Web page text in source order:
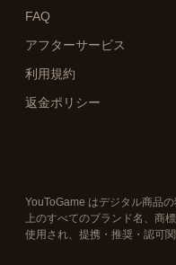
FAQ
アフターサービス
利用規約
返金ポリシー
YouToGame はデジタル商品
上のすべてのブランド名、商
使用され、提携・推奨・認可